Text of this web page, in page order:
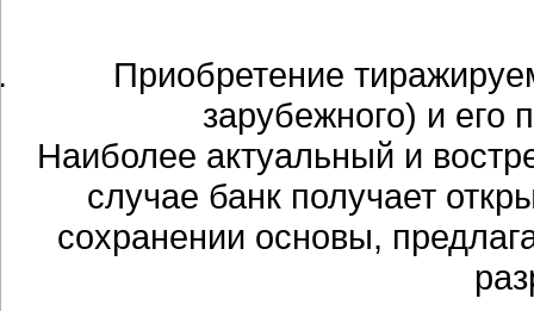
Приобретение
зарубежного) и его
Наиболее актуальный и
случае банк получает
сохранении основы,